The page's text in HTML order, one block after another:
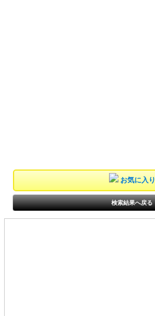
お気に入り
検索結果へ戻る